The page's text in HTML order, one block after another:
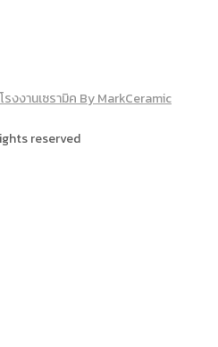
รงงานเซรามิค By MarkCeramic
reserved